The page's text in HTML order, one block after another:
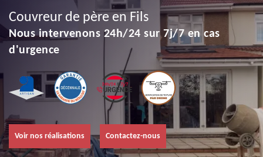
Couvreur de père en Fils
Nous intervenons 24h/24 sur 7j/7 en cas
d'urgence
Voir nos réalisations Contactez-nous